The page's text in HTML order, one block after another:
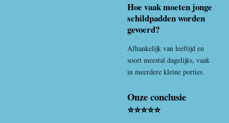
Hoe vaak moeten jonge
schildpadden worden
gevoerd?
Afhankelijk van leeftijd en
soort meestal dagelijks, vaak
in meerdere kleine porties.
Onze conclusie
⭐⭐⭐⭐⭐